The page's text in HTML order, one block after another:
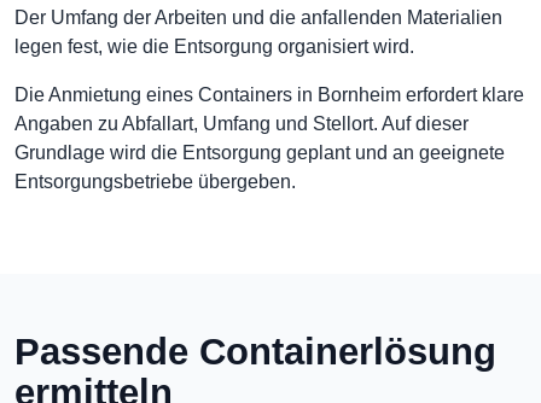
Der Umfang der Arbeiten und die anfallenden Materialien
legen fest, wie die Entsorgung organisiert wird.
Die Anmietung eines Containers in Bornheim erfordert klare
Angaben zu Abfallart, Umfang und Stellort. Auf dieser
Grundlage wird die Entsorgung geplant und an geeignete
Entsorgungsbetriebe übergeben.
Passende Containerlösung
ermitteln